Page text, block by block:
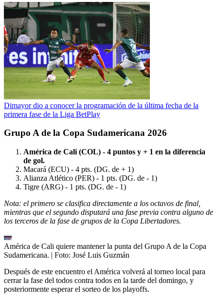
Dimayor dio a conocer la programación de la última fecha de la
primera fase de la Liga BetPlay
Grupo A de la Copa Sudamericana 2026
América de Cali (COL) - 4 puntos y + 1 en la diferencia
de gol.
Macará (ECU) - 4 pts. (DG. de + 1)
Alianza Atlético (PER) - 1 pts. (DG. de - 1)
Tigre (ARG) - 1 pts. (DG. de - 1)
Nota: el primero se clasifica directamente a los octavos de final,
mientras que el segundo disputará una fase previa contra alguno de
los terceros de la fase de grupos de la Copa Libertadores.
América de Cali quiere mantener la punta del Grupo A de la Copa
Sudamericana. | Foto: José Luis Guzmán
Después de este encuentro el América volverá al torneo local para
cerrar la fase del todos contra todos en la tarde del domingo, y
posteriormente esperar el sorteo de los playoffs.